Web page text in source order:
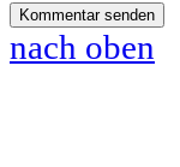
nach oben